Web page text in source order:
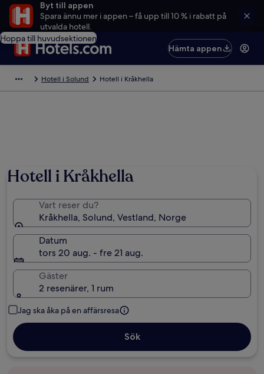
Byt till appen
Spara ännu mer i appen – få upp till 10 % i rabatt på
utvalda hotell.
Hoppa till huvudsektionen
Hämta appen
Hotell i Solund Hotell i Kråkhella
Hotell i Kråkhella
Vart reser du?
Kråkhella, Solund, Vestland, Norge
Datum
tors 20 aug. - fre 21 aug.
Gäster
2 resenärer, 1 rum
Jag ska åka på en affärsresa
Sök